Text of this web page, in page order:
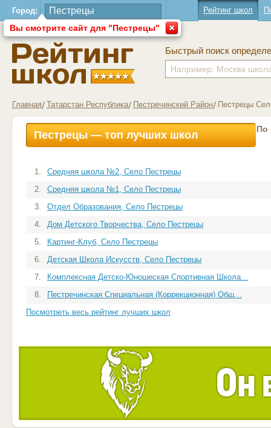
Город:
Вы смотрите сайт для "Пестрецы"
Рейтинг школ
Быстрый поиск
Главная Татарстан Республика Пестречинский Район Пестрецы
Пестрецы — топ лучших школ По
1.
Средняя школа №2, Село Пестрецы
2.
Средняя школа №1, Село Пестрецы
3.
Отдел Образования, Село Пестрецы
4.
Дом Детского Творчества, Село Пестрецы
5.
Картинг-Клуб, Село Пестрецы
6.
Детская Школа Искусств, Село Пестрецы
7.
Комплексная Детско-Юношеская Спортивная Школа...
8.
Пестречинская Специальная (Коррекционная) Общ...
Посмотреть весь рейтинг лучших школ